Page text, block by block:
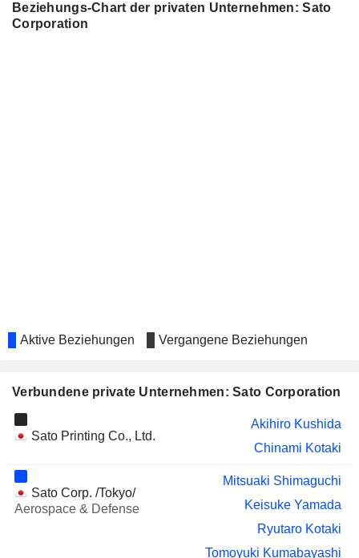
BALDER
Kjell Erik Torne Selin
Beziehungs-Chart der privaten Unternehmen: Sato
Corporation
Aktive Beziehungen Vergangene Beziehungen
Verbundene private Unternehmen: Sato Corporation
Sato Printing Co., Ltd.
Akihiro Kushida
Chinami Kotaki
Sato Corp. /Tokyo/
Aerospace & Defense
Mitsuaki Shimaguchi
Keisuke Yamada
Ryutaro Kotaki
Tomoyuki Kumabayashi